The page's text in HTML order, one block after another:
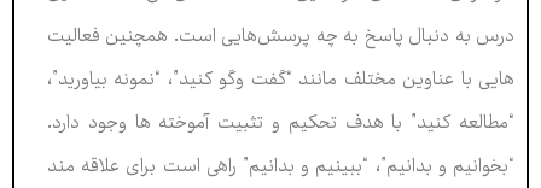
درس به دنبال پاسخ به چه پرسش‌هایی است. همچنین فعالیت
هایی با عناوین مختلف مانند “گفت وگو کنید”، “نمونه بیاورید”،
“مطالعه کنید” با هدف تحکیم و تثبیت آموخته ها وجود دارد.
“بخوانیم و بدانیم”، “ببینیم و بدانیم” راهی است برای علاقه مند